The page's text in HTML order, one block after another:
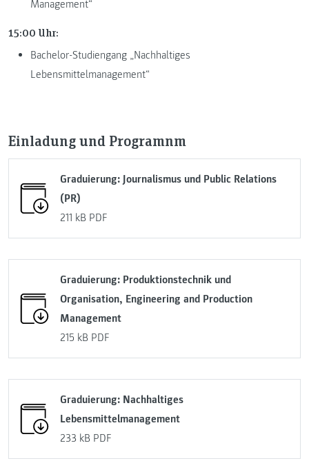
Management“
15:00 Uhr:
Bachelor-Studiengang „Nachhaltiges
Lebensmittelmanagement“
Einladung und Programnm
Graduierung: Journalismus und Public Relations
(PR)
211 kB PDF
Graduierung: Produktionstechnik und
Organisation, Engineering and Production
Management
215 kB PDF
Graduierung: Nachhaltiges
Lebensmittelmanagement
233 kB PDF